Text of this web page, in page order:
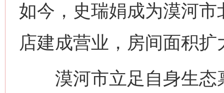
如今，史瑞娟成为漠河
店建成营业，房间面积
漠河市立足自身生态